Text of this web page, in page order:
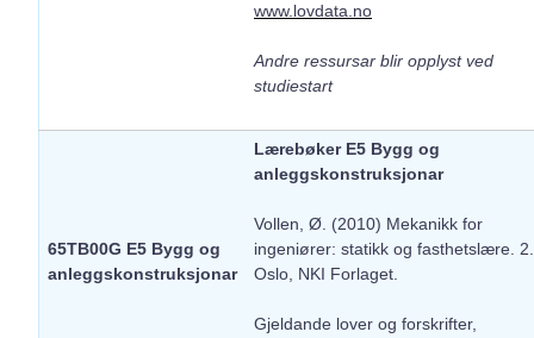
www.lovdata.no
Andre ressursar blir opplyst ved
studiestart
65TB00G E5 Bygg og
anleggskonstruksjonar
Lærebøker E5 Bygg og
anleggskonstruksjonar
Vollen, Ø. (2010) Mekanikk for
ingeniører: statikk og fasthetslære.
Oslo, NKI Forlaget.
Gjeldande lover og forskrifter,